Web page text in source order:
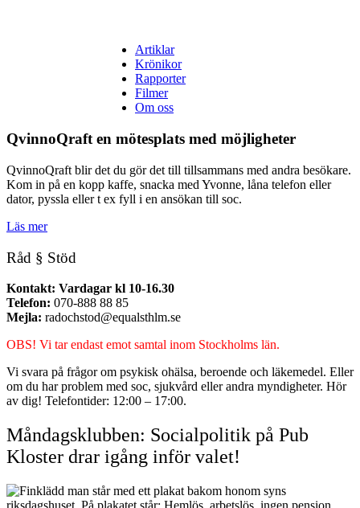
Artiklar
Krönikor
Rapporter
Filmer
Om oss
QvinnoQraft en mötesplats med möjligheter
QvinnoQraft blir det du gör det till tillsammans med andra besökare.
Kom in på en kopp kaffe, snacka med Yvonne, låna telefon eller
dator, pyssla eller t ex fyll i en ansökan till soc.
Läs mer
Råd § Stöd
Kontakt: Vardagar kl 10-16.30
Telefon: 070-888 88 85
Mejla: radochstod@equalsthlm.se
OBS! Vi tar endast emot samtal inom Stockholms län.
Vi svara på frågor om psykisk ohälsa, beroende och läkemedel. Eller
om du har problem med soc, sjukvård eller andra myndigheter. Hör
av dig! Telefontider: 12:00 – 17:00.
Måndagsklubben: Socialpolitik på Pub
Kloster drar igång inför valet!